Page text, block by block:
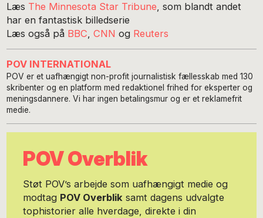
Læs The Minnesota Star Tribune, som blandt andet
har en fantastisk billedserie
Læs også på BBC,CNN og Reuters
POV INTERNATIONAL
POV er et uafhængigt non-profit journalistisk fællesskab med 130
skribenter og en platform med redaktionel frihed for eksperter og
meningsdannere. Vi har ingen betalingsmur og er et reklamefrit
medie.
POV Overblik
Støt POV’s arbejde som uafhængigt medie og
modtag POV Overbliksamt dagens udvalgte
tophistorier alle hverdage, direkte i din